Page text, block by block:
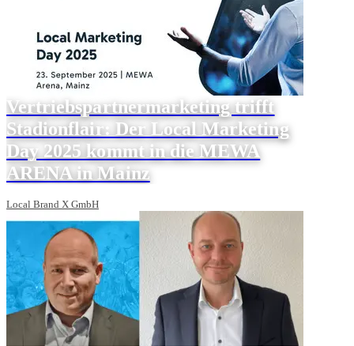
Vertriebspartnermarketing trifft
Stadionflair: Der Local Marketing
Day 2025 kommt in die MEWA
ARENA in Mainz
Local Brand X GmbH